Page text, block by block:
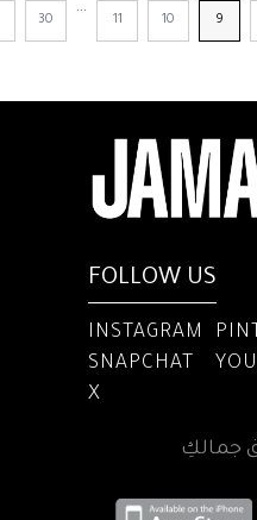
9
10
11
...
30
FOLLOW US
INSTAGRAM
SNAPCHAT
X
جمالكِ